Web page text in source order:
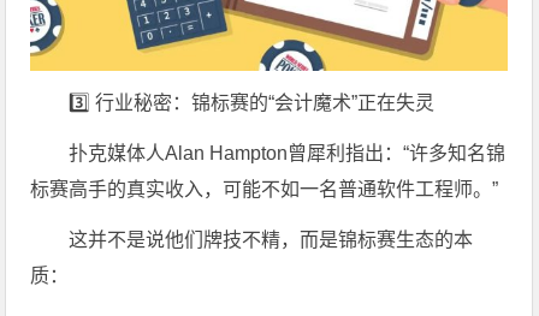
3️⃣ 行业秘密：锦标赛的“会计魔术”正在失灵
扑克媒体人Alan Hampton曾犀利指出：“许多知名锦
标赛高手的真实收入，可能不如一名普通软件工程师。”
这并不是说他们牌技不精，而是锦标赛生态的本
质：